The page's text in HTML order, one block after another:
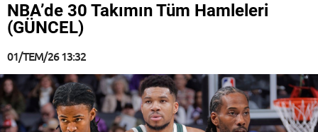
NBA’de 30 Takımın Tüm Hamleleri
(GÜNCEL)
01/TEM/26 13:32